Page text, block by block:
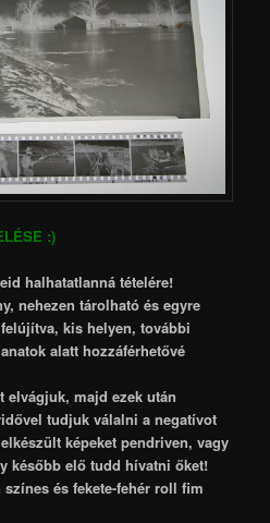
:)
halhatatlanná tételére!
nehezen tárolható és egyre
kis helyen, további
alatt hozzáférhetővé
elvágjuk, majd ezek után
tudjuk válalni a negatívot
képeket pendriven, vagy
később elő tudd hívatni őket!
és fekete-fehér roll fim